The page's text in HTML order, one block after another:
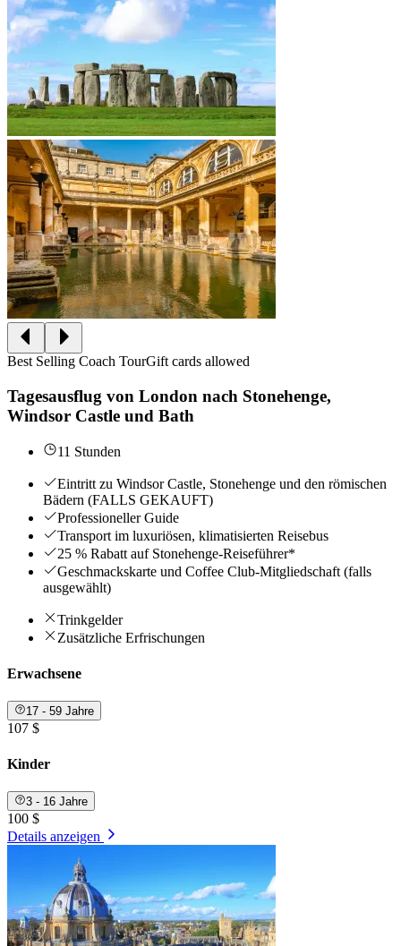
Best Selling Coach TourGift cards allowed
Tagesausflug von London nach Stonehenge,
Windsor Castle und Bath
11 Stunden
Eintritt zu Windsor Castle, Stonehenge und den römischen
Bädern (FALLS GEKAUFT)
Professioneller Guide
Transport im luxuriösen, klimatisierten Reisebus
25 % Rabatt auf Stonehenge-Reiseführer*
Geschmackskarte und Coffee Club-Mitgliedschaft (falls
ausgewählt)
Trinkgelder
Zusätzliche Erfrischungen
Erwachsene
17 - 59 Jahre
107 $
Kinder
3 - 16 Jahre
100 $
Details anzeigen